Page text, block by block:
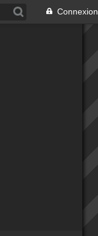
Connexion